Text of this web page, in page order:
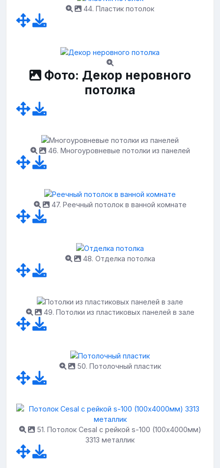
44. Пластик потолок
Фото: Декор неровного
потолка
46. Многоуровневые потолки из панелей
47. Реечный потолок в ванной комнате
48. Отделка потолка
49. Потолки из пластиковых панелей в зале
50. Потолочный пластик
51. Потолок Cesal с рейкой s-100 (100х4000мм)
3313 металлик